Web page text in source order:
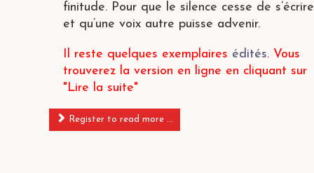
finitude. Pour que le silence cesse de s’écrire
et qu’une voix autre puisse advenir.
Il reste quelques exemplaires édités. Vous
trouverez la version en ligne en cliquant sur
"Lire la suite"
Register to read more ...